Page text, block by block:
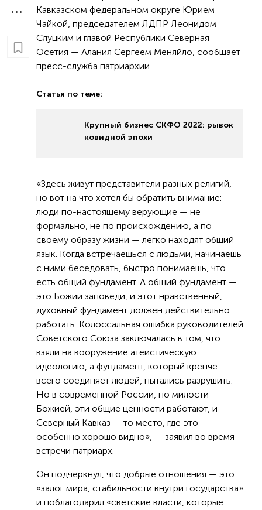
Кавказском федеральном округе Юрием
Чайкой, председателем ЛДПР Леонидом
Слуцким и главой Республики Северная
Осетия — Алания Сергеем Меняйло, сообщает
пресс-служба патриархии.
Статья по теме:
Крупный бизнес СКФО 2022: рывок
ковидной эпохи
«Здесь живут представители разных религий,
но вот на что хотел бы обратить внимание:
люди по-настоящему верующие — не
формально, не по происхождению, а по
своему образу жизни — легко находят общий
язык. Когда встречаешься с людьми, начинаешь
с ними беседовать, быстро понимаешь, что
есть общий фундамент. А общий фундамент —
это Божии заповеди, и этот нравственный,
духовный фундамент должен действительно
работать. Колоссальная ошибка руководителей
Советского Союза заключалась в том, что
взяли на вооружение атеистическую
идеологию, а фундамент, который крепче
всего соединяет людей, пытались разрушить.
Но в современной России, по милости
Божией, эти общие ценности работают, и
Северный Кавказ — то место, где это
особенно хорошо видно», — заявил во время
встречи патриарх.
Он подчеркнул, что добрые отношения — это
«залог мира, стабильности внутри государства»
и поблагодарил «светские власти, которые